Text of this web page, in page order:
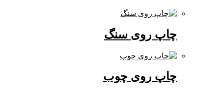
چاپ روی سنگ
چاپ روی چوب